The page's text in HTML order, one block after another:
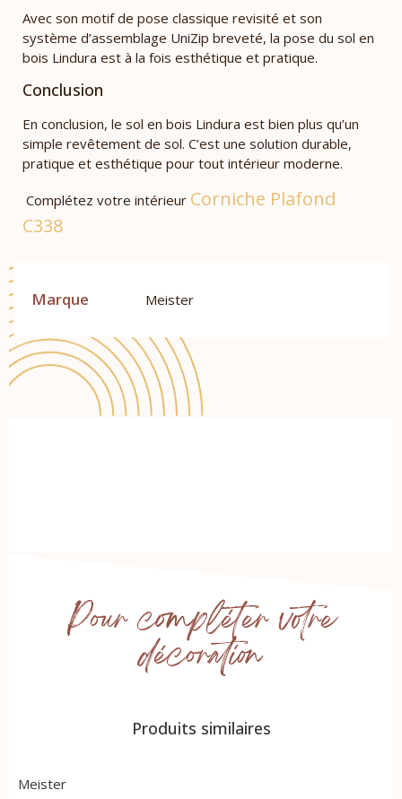
Avec son motif de pose classique revisité et son
système d’assemblage UniZip breveté, la pose du sol en
bois Lindura est à la fois esthétique et pratique.
Conclusion
En conclusion, le sol en bois Lindura est bien plus qu’un
simple revêtement de sol. C’est une solution durable,
pratique et esthétique pour tout intérieur moderne.
Complétez votre intérieur Corniche Plafond
C338
Marque Meister
Pour compléter votre
décoration
Produits similaires
Meister